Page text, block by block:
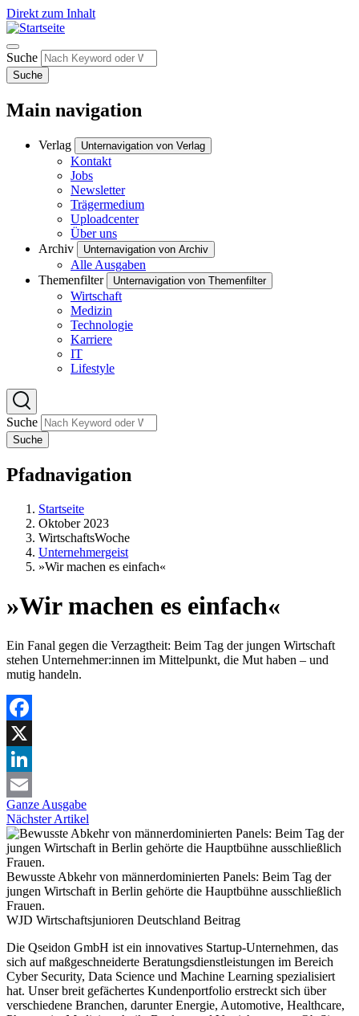
Direkt zum Inhalt
Suche
Suche
Main navigation
Verlag Unternavigation von Verlag
Kontakt
Jobs
Newsletter
Trägermedium
Uploadcenter
Über uns
Archiv
Unternavigation von Archiv
Alle Ausgaben
Themenfilter
Unternavigation von Themenfilter
Wirtschaft
Medizin
Technologie
Karriere
IT
Lifestyle
Suche
Suche
Pfadnavigation
Startseite
Oktober 2023
WirtschaftsWoche
Unternehmergeist
»Wir machen es einfach«
»Wir machen es einfach«
Ein Fanal gegen die Verzagtheit: Beim Tag der jungen Wirtschaft
stehen Unternehmer:innen im Mittelpunkt, die Mut haben – und
mutig handeln.
Facebook
X
LinkedIn
Email
Ganze Ausgabe
Nächster Artikel
Bewusste Abkehr von männerdominierten Panels: Beim Tag der
jungen Wirtschaft in Berlin gehörte die Hauptbühne ausschließlich
Frauen.
WJD Wirtschaftsjunioren Deutschland Beitrag
Die Qseidon GmbH ist ein innovatives Startup-Unternehmen, das
sich auf maßgeschneiderte Beratungsdienstleistungen im Bereich
Cyber Security, Data Science und Machine Learning spezialisiert
hat. Unser breit gefächertes Kundenportfolio erstreckt sich über
verschiedene Branchen, darunter Energie, Automotive, Healthcare,